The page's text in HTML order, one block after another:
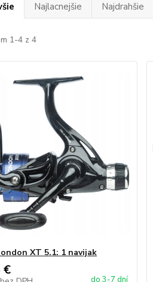
Najlacnejšie Najdrahšie
1-4 z 4
XT 5.1: 1 navijak
€
do 3-7 dní